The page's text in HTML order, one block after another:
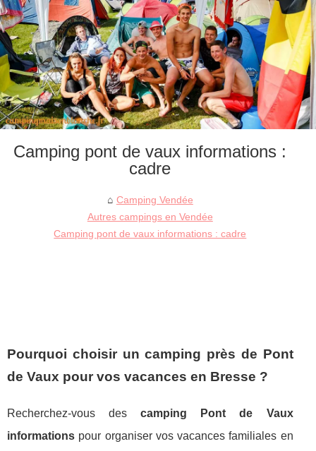
Camping pont de vaux informations :
cadre
Camping Vendée
Autres campings en Vendée
Camping pont de vaux informations : cadre
Pourquoi choisir un camping près de Pont
de Vaux pour vos vacances en Bresse ?
Recherchez-vous descamping Pont de Vaux
informations pour organiser vos vacances familiales en